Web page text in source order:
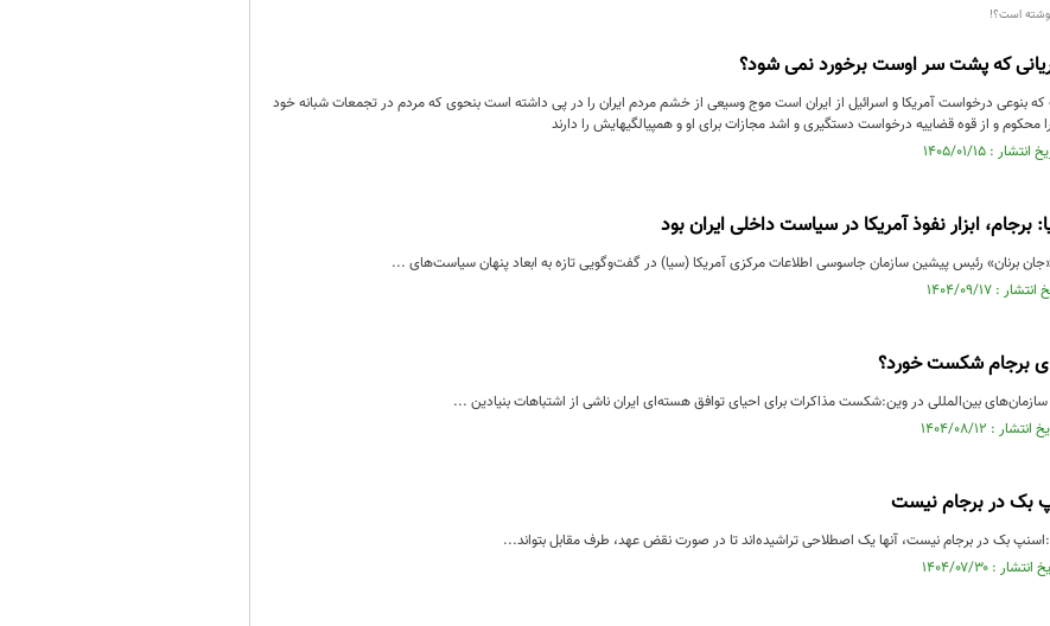
است؟!
که پشت سر اوست برخورد نمی شود؟
بنوعی درخواست آمریکا و اسرائیل از ایران است موج وسیعی از خشم مردم ایران را در پی داشته است بنحوی که مردم در تجمعات شبانه خود
محکوم و از قوه قضاییه درخواست دستگیری و اشد مجازات برای او و همپیالگیهایش را دارند
ابزار نفوذ آمریکا در سیاست داخلی ایران بود
برنان» رئیس پیشین سازمان جاسوسی اطلاعات مرکزی آمریکا (سیا) در گفت‌وگویی تازه به ابعاد پنهان سیاست‌های ...
برجام شکست خورد؟
سازمان‌های بین‌المللی در وین:شکست مذاکرات برای احیای توافق هسته‌ای ایران ناشی از اشتباهات بنیادین ...
بک در برجام نیست
بک در برجام نیست، ‌آنها یک اصطلاحی ‌تراشیده‌اند تا در صورت نقض عهد، طرف مقابل بتواند...